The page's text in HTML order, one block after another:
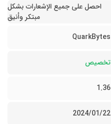
احصل على جميع الإشعارات بشكل
مبتكر وأنيق
QuarkBytes
تخصيص
1.36
22‏/01‏/2024